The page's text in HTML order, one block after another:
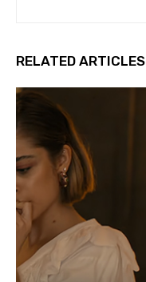
RELATED ARTICLES